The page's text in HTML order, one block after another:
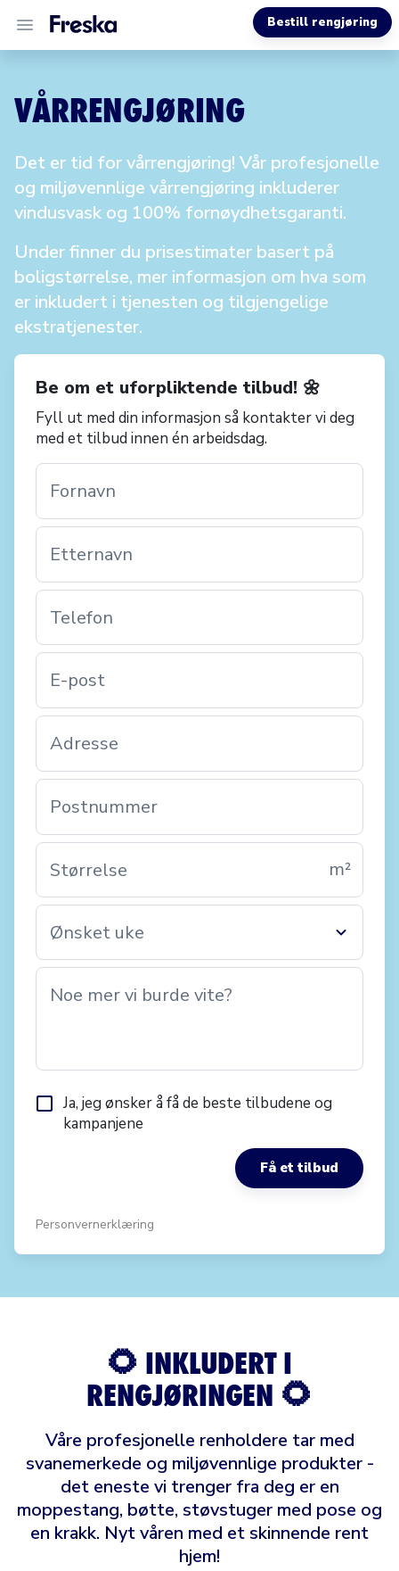
HJELP
Bestill rengjøring
VÅRRENGJØRING
Det er tid for vårrengjøring! Vår profesjonelle
og miljøvennlige vårrengjøring inkluderer
vindusvask og 100% fornøydhetsgaranti.
Under finner du prisestimater basert på
boligstørrelse, mer informasjon om hva som
er inkludert i tjenesten og tilgjengelige
ekstratjenester.
Be om et uforpliktende tilbud! 🌼
Fyll ut med din informasjon så kontakter vi deg
med et tilbud innen én arbeidsdag.
Fornavn
Etternavn
Telefon
E-post
Adresse
Postnummer
Størrelse m²
Ønsket uke
Noe mer vi burde vite?
Ja, jeg ønsker å få de beste tilbudene og
kampanjene
Få et tilbud
Personvernerklæring
🌻 INKLUDERT I
RENGJØRINGEN 🌻
Våre profesjonelle renholdere tar med
svanemerkede og miljøvennlige produkter -
det eneste vi trenger fra deg er en
moppestang, bøtte, støvstuger med pose og
en krakk. Nyt våren med et skinnende rent
hjem!